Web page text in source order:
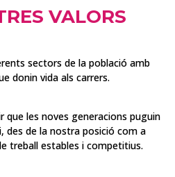
VALORS
sectors de la població amb
donin vida als carrers.
que les noves generacions puguin
des de la nostra posició com a
treball estables i competitius.